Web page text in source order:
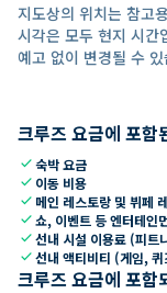
지도상의 위치는 참고
시각은 모두 현지 시간
예고 없이 변경될 수
크루즈 요금에 포함
check숙박 요금
check 이동 비용
check 메인 레스토랑 및 뷔페
check쇼, 이벤트 등 엔터테인
check선내 시설 이용료 (피트
check선내 액티비티 (게임,
크루즈 요금에 포함